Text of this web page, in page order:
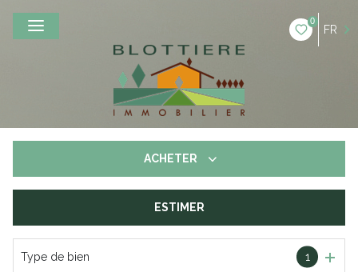
0
FR
ACHETER
ESTIMER
Type de bien 1